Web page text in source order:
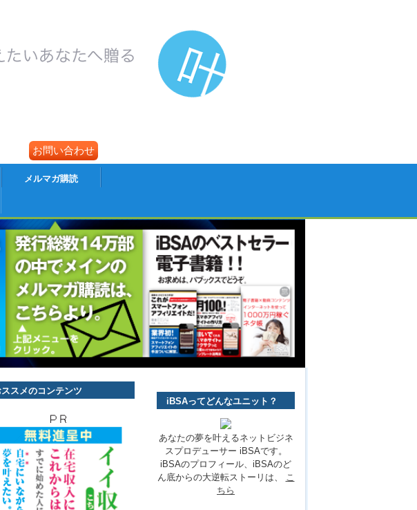
お問い合わせ
メルマガ購読
ススメのコンテンツ
iBSAってどんなユニット？
あなたの夢を叶えるネットビジネ
スプロデューサー iBSAです。
iBSAのプロフィール、iBSAのど
ん底からの大逆転ストーリは、
こ
ちら